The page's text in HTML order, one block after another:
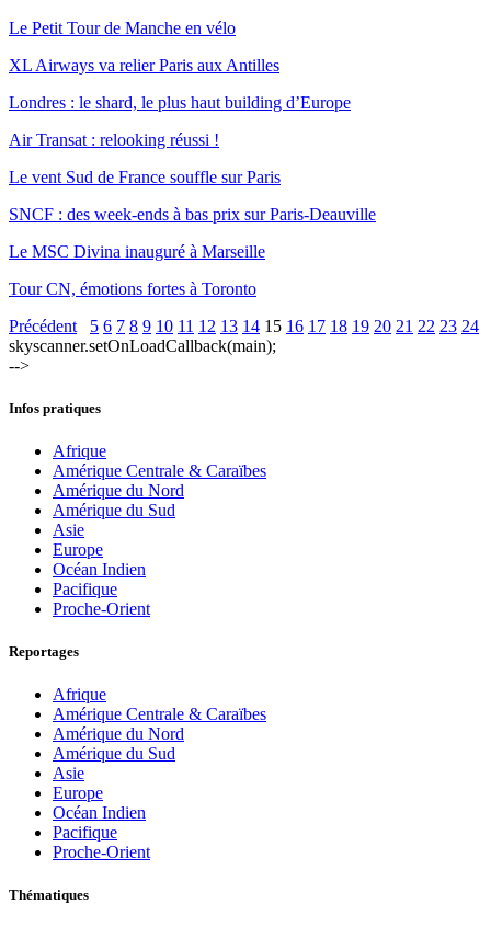
Le Petit Tour de Manche en vélo
XL Airways va relier Paris aux Antilles
Londres : le shard, le plus haut building d’Europe
Air Transat : relooking réussi !
Le vent Sud de France souffle sur Paris
SNCF : des week-ends à bas prix sur Paris-Deauville
Le MSC Divina inauguré à Marseille
Tour CN, émotions fortes à Toronto
Précédent
5 6 7 8 9 10 11 12 13 14 15 16 17 18 19 20 21 22 23 24
skyscanner.setOnLoadCallback(main);
-->
Infos pratiques
Afrique
Amérique Centrale & Caraïbes
Amérique du Nord
Amérique du Sud
Asie
Europe
Océan Indien
Pacifique
Proche-Orient
Reportages
Afrique
Amérique Centrale & Caraïbes
Amérique du Nord
Amérique du Sud
Asie
Europe
Océan Indien
Pacifique
Proche-Orient
Thématiques